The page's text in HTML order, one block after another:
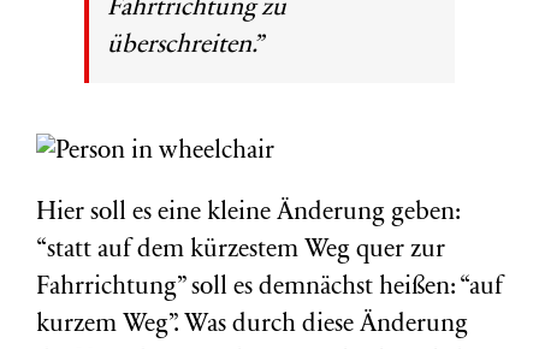
Fahrtrichtung zu
überschreiten.”
Hier soll es eine kleine Änderung geben:
“statt auf dem kürzestem Weg quer zur
Fahrrichtung” soll es demnächst heißen: “auf
kurzem Weg”. Was durch diese Änderung